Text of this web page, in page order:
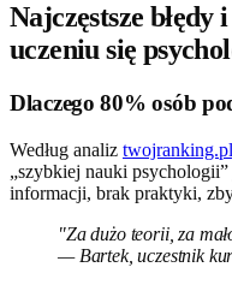
Najczęstsze
uczeniu się
Dlaczego 80% osób
Według analiz
„szybkiej nauki
informacji, brak praktyki,
"Za dużo teorii, za
— Bartek, uczestnik